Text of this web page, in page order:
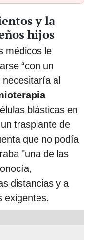
y la
hijos
médicos le
“con un
necesitaría al
blásticas en
trasplante de
que no podía
"una de las
distancias y a
exigentes.